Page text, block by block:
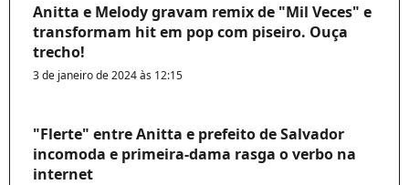
Anitta e Melody gravam remix de "Mil Veces" e
transformam hit em pop com piseiro. Ouça
trecho!
3 de janeiro de 2024 às 12:15
"Flerte" entre Anitta e prefeito de Salvador
incomoda e primeira-dama rasga o verbo na
internet